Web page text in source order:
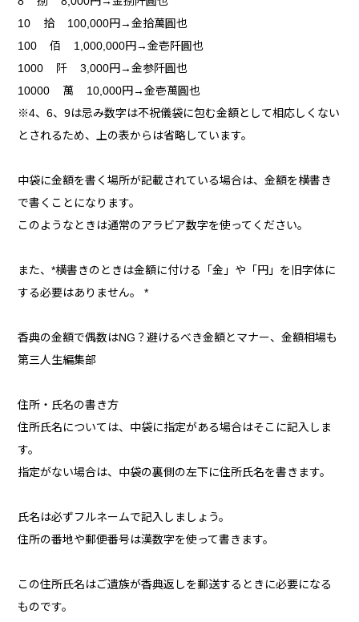
10 拾 100,000円→金拾萬圓也
100 佰 1,000,000円→金壱阡圓也
1000 阡 3,000円→金参阡圓也
10000 萬 10,000円→金壱萬圓也
※4、6、9は忌み数字は不祝儀袋に包む金額として相応しくない
とされるため、上の表からは省略しています。
中袋に金額を書く場所が記載されている場合は、金額を横書き
で書くことになります。
このようなときは通常のアラビア数字を使ってください。
また、*横書きのときは金額に付ける「金」や「円」を旧字体に
する必要はありません。 *
香典の金額で偶数はNG？避けるべき金額とマナー、金額相場も
第三人生編集部
住所・氏名の書き方
住所氏名については、中袋に指定がある場合はそこに記入しま
す。
指定がない場合は、中袋の裏側の左下に住所氏名を書きます。
氏名は必ずフルネームで記入しましょう。
住所の番地や郵便番号は漢数字を使って書きます。
この住所氏名はご遺族が香典返しを郵送するときに必要になる
ものです。